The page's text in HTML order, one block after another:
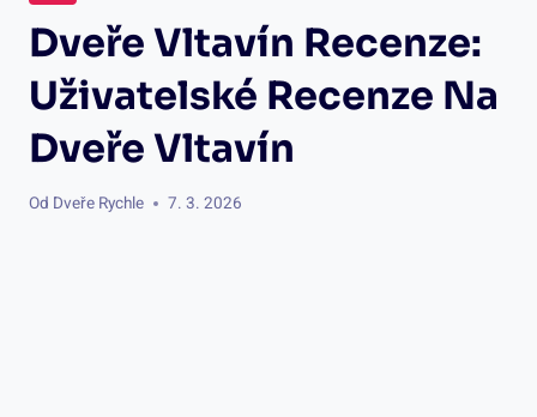
Dveře Vltavín Recenze:
Uživatelské Recenze Na
Dveře Vltavín
Od Dveře Rychle 7. 3. 2026